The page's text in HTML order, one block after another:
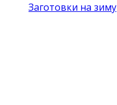
Заготовки на зиму